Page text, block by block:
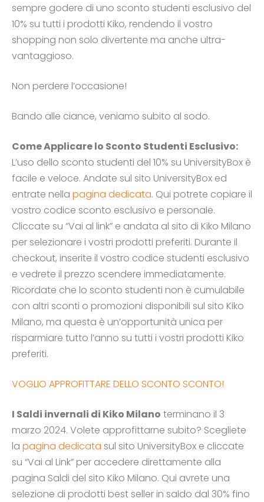
sempre godere di uno sconto studenti esclusivo del
10% su tutti i prodotti Kiko, rendendo il vostro
shopping non solo divertente ma anche ultra-
vantaggioso.
Non perdere l’occasione!
Bando alle ciance, veniamo subito al sodo.
Come Applicare lo Sconto Studenti Esclusivo:
L’uso dello sconto studenti del 10% su UniversityBox è
facile e veloce. Andate sul sito UniversityBox ed
entrate nella pagina dedicata. Qui potrete copiare il
vostro codice sconto esclusivo e personale.
Cliccate su “Vai al link” e andata al sito di Kiko Milano
per selezionare i vostri prodotti preferiti. Durante il
checkout, inserite il vostro codice studenti esclusivo
e vedrete il prezzo scendere immediatamente.
Ricordate che lo sconto studenti non è cumulabile
con altri sconti o promozioni disponibili sul sito Kiko
Milano, ma questa è un’opportunità unica per
risparmiare tutto l’anno su tutti i vostri prodotti Kiko
preferiti.
VOGLIO APPROFITTARE DELLO SCONTO SCONTO!
I Saldi invernali di Kiko Milano terminano il 3
marzo 2024. Volete approfittarne subito? Scegliete
la pagina dedicata sul sito UniversityBox e cliccate
su “Vai al Link” per accedere direttamente alla
pagina Saldi del sito Kiko Milano. Qui avrete una
selezione di prodotti best seller in saldo dal 30% fino